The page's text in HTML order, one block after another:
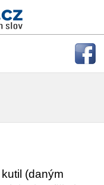
kutil (daným